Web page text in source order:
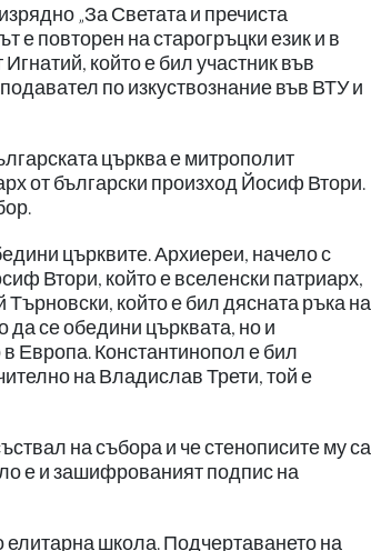
„За Светата и пречиста
е повторен на старогръцки език и в
който е бил участник във
по изкуствознание във ВТУ и
църква е митрополит
от български произход Йосиф Втори.
църквите. Архиереи, начело с
Втори, който е вселенски патриарх,
който е бил дясната ръка на
да се обедини църквата, но и
Европа. Константинопол е бил
на Владислав Трети, той е
на събора и че стенописите му са
е и зашифрованият подпис на
елитарна школа. Подчертаването на